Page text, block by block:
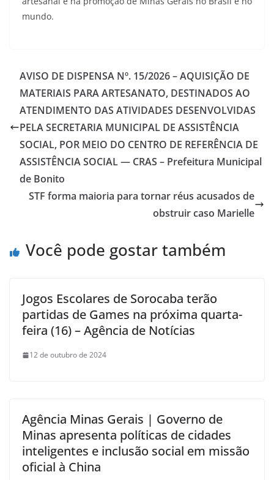
mundo.
AVISO DE DISPENSA Nº. 15/2026 – AQUISIÇÃO DE
MATERIAIS PARA ARTESANATO, DESTINADOS AO
ATENDIMENTO DAS ATIVIDADES DESENVOLVIDAS
PELA SECRETARIA MUNICIPAL DE ASSISTÊNCIA
SOCIAL, POR MEIO DO CENTRO DE REFERÊNCIA DE
ASSISTÊNCIA SOCIAL — CRAS – Prefeitura Municipal
de Bonito
STF forma maioria para tornar réus acusados de
obstruir caso Marielle
Você pode gostar também
Jogos Escolares de Sorocaba terão
partidas de Games na próxima quarta-
feira (16) – Agência de Notícias
12 de outubro de 2024
Agência Minas Gerais | Governo de
Minas apresenta políticas de cidades
inteligentes e inclusão social em missão
oficial à China